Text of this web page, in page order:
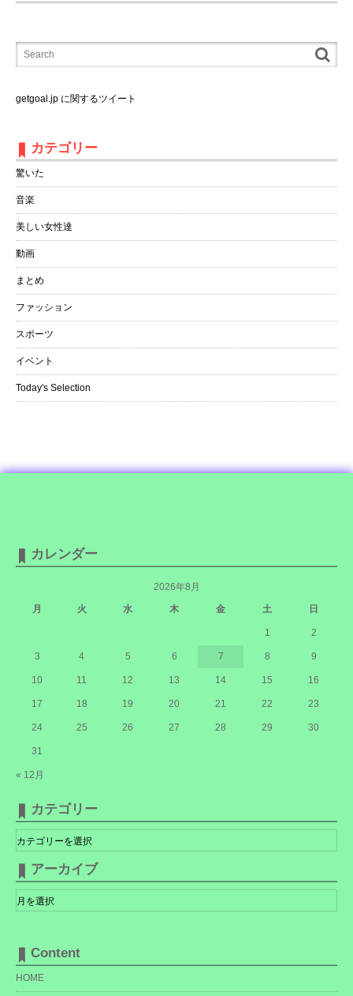
getgoal.jp に関するツイート
カテゴリー
驚いた
音楽
美しい女性達
動画
まとめ
ファッション
スポーツ
イベント
Today's Selection
カレンダー
2026年8月
月
火 水 木 金 土 日
« 12月
1 2
3 4 5 6 7 8 9
10 11 12 13 14 15 16
17 18 19 20 21 22 23
24 25 26 27 28 29 30
31
カテゴリー
カ
テ
ゴ
リ
アーカイブ
ア
ー
カ
Content
HOME